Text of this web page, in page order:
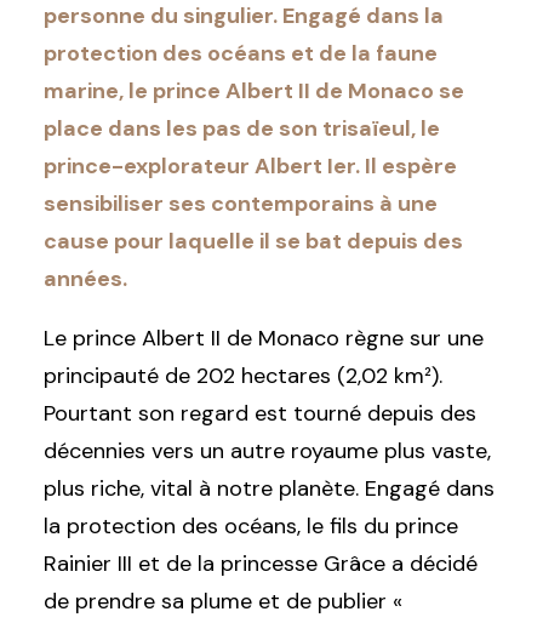
personne du singulier. Engagé dans la
protection des océans et de la faune
marine, le prince Albert II de Monaco se
place dans les pas de son trisaïeul, le
prince-explorateur Albert Ier. Il espère
sensibiliser ses contemporains à une
cause pour laquelle il se bat depuis des
années.
Le prince Albert II de Monaco règne sur une
principauté de 202 hectares (2,02 km²).
Pourtant son regard est tourné depuis des
décennies vers un autre royaume plus vaste,
plus riche, vital à notre planète. Engagé dans
la protection des océans, le fils du prince
Rainier III et de la princesse Grâce a décidé
de prendre sa plume et de publier «